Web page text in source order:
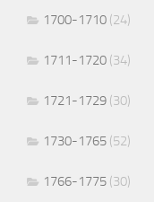
1700-1710 (24)
1711-1720 (34)
1721-1729 (30)
1730-1765 (52)
1766-1775 (30)